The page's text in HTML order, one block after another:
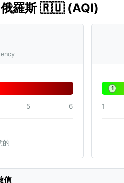
俄羅斯 🇷🇺 (AQI)
5 6
的
1
1
值